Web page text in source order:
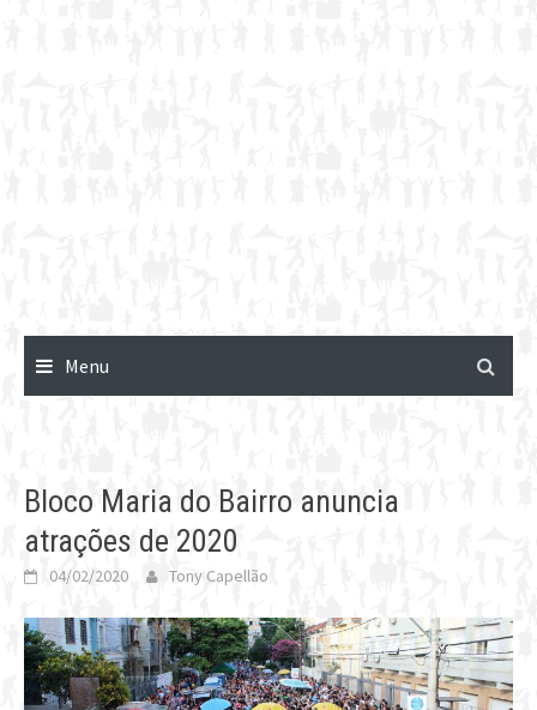
Menu
Bloco Maria do Bairro anuncia
atrações de 2020
04/02/2020 Tony Capellão